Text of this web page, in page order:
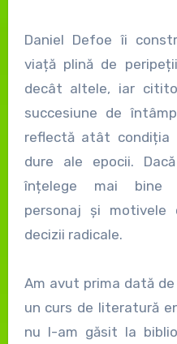
Daniel Defoe îi
viață plină de
decât altele, iar
succesiune de
reflectă atât condiția
dure ale epocii.
înțelege mai bine
personaj și motivele
decizii radicale.
Am avut prima dată
un curs de literatură
nu l-am găsit la